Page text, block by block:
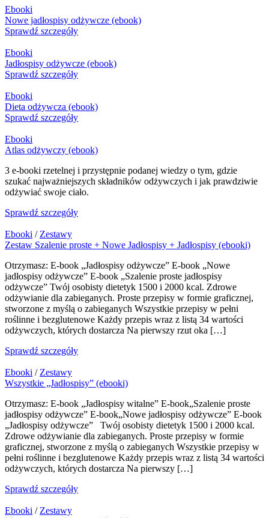
Ebooki
Nowe jadłospisy odżywcze (ebook)
Sprawdź szczegóły
Ebooki
Jadłospisy odżywcze (ebook)
Sprawdź szczegóły
Ebooki
Dieta odżywcza (ebook)
Sprawdź szczegóły
Ebooki
Atlas odżywczy (ebook)
3 e-booki rzetelnej i przystępnie podanej wiedzy o tym, gdzie
szukać najważniejszych składników odżywczych i jak prawdziwie
odżywiać swoje ciało.
Sprawdź szczegóły
Ebooki / Zestawy
Zestaw Szalenie proste + Nowe Jadłospisy + Jadłospisy (ebooki)
Otrzymasz: E-book „Jadłospisy odżywcze” E-book „Nowe
jadłospisy odżywcze” E-book „Szalenie proste jadłospisy
odżywcze” Twój osobisty dietetyk 1500 i 2000 kcal. Zdrowe
odżywianie dla zabieganych. Proste przepisy w formie graficznej,
stworzone z myślą o zabieganych Wszystkie przepisy w pełni
roślinne i bezglutenowe Każdy przepis wraz z listą 34 wartości
odżywczych, których dostarcza Na pierwszy rzut oka […]
Sprawdź szczegóły
Ebooki / Zestawy
Wszystkie „Jadłospisy” (ebooki)
Otrzymasz: E-book „Jadłospisy witalne” E-book„Szalenie proste
jadłospisy odżywcze” E-book„Nowe jadłospisy odżywcze” E-book
„Jadłospisy odżywcze” Twój osobisty dietetyk 1500 i 2000 kcal.
Zdrowe odżywianie dla zabieganych. Proste przepisy w formie
graficznej, stworzone z myślą o zabieganych Wszystkie przepisy w
pełni roślinne i bezglutenowe Każdy przepis wraz z listą 34 wartości
odżywczych, których dostarcza Na pierwszy […]
Sprawdź szczegóły
Ebooki / Zestawy